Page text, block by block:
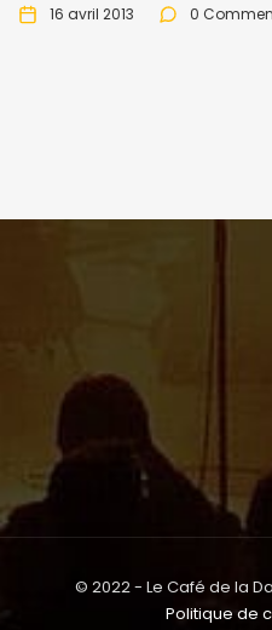
16 avril 2013 0
© 2022 - Le Café de la
Politique de